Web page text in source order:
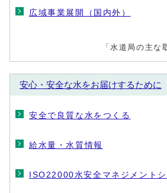
広域事業展開（国内外）
「水道局の主な
安心・安全な水をお届けするために
安全で良質な水をつくる
給水量・水質情報
ISO22000水安全マネジメント